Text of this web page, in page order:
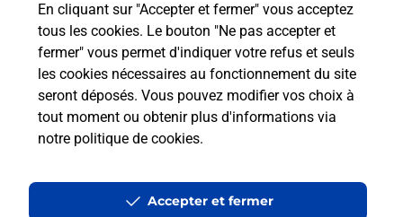
En cliquant sur "Accepter et fermer" vous acceptez
tous les cookies. Le bouton "Ne pas accepter et
fermer" vous permet d'indiquer votre refus et seuls
les cookies nécessaires au fonctionnement du site
seront déposés. Vous pouvez modifier vos choix à
tout moment ou obtenir plus d'informations via
notre politique de cookies.
Accepter et fermer
Localiser Liste Boîtes aux lettres Marne Magenta
Accessibilité : partiellement conforme